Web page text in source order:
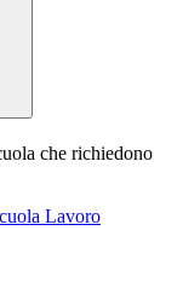
che richiedono
Lavoro